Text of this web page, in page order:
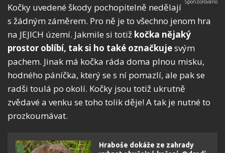
Kočky uvedené škody pochopitelně nedělají
s žádným záměrem. Pro ně je to všechno jenom hra
na JEJICH území. Jakmile si totiž kočka nějaký
prostor oblíbí, tak si ho také označkujesvým
pachem. Jinak má kočka ráda doma plnou misku,
hodného páníčka, který se s ní pomazlí, ale pak se
radši toulá po okolí. Kočky jsou totiž ukrutně
zvědavé a venku se toho tolik děje! A tak je nutné to
prozkoumávat.
Hraboše dokáže ze zahrady